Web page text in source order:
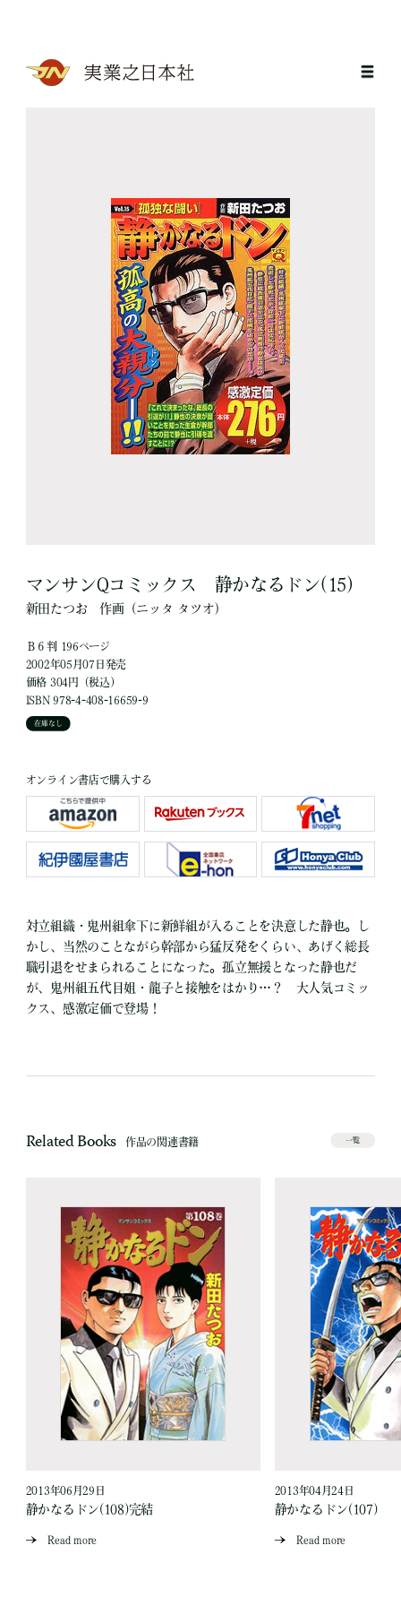
マンサンQコミックス 静かなるドン(15)
新田たつお 作画 （ニッタ タツオ）
Ｂ６判 196ページ
2002年05月07日発売
価格 304円（税込）
ISBN 978-4-408-16659-9
在庫なし
オンライン書店で購入する
対立組織・鬼州組傘下に新鮮組が入ることを決意した静也。し
かし、当然のことながら幹部から猛反発をくらい、あげく総長
職引退をせまられることになった。孤立無援となった静也だ
が、鬼州組五代目姐・龍子と接触をはかり…？ 大人気コミッ
クス、感激定価で登場！
Related Books 作品の関連書籍 一覧
2013年06月29日
静かなるドン(108)完結
Read more
2013年04月24日
静かなるドン(107)
Read more